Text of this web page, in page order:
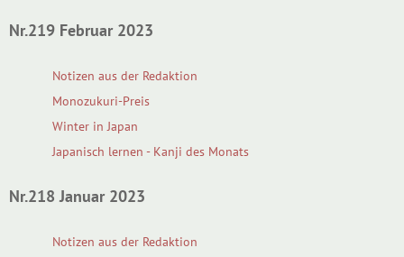
Nr.219 Februar 2023
Notizen aus der Redaktion
Monozukuri-Preis
Winter in Japan
Japanisch lernen - Kanji des Monats
Nr.218 Januar 2023
Notizen aus der Redaktion